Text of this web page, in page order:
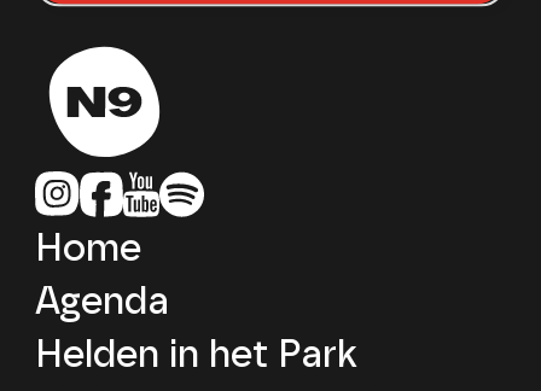
Home
Agenda
Helden in het Park